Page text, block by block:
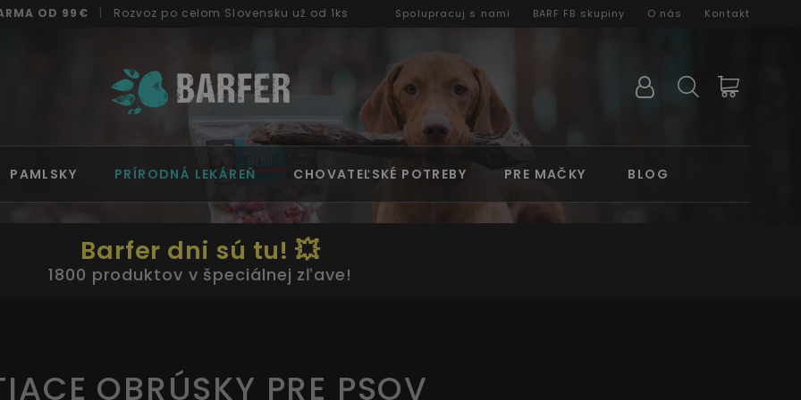
OD 99€ Rozvoz po celom Slovensku už od 1ks Spolupracuj s nami BARF FB skupiny O nás Kontakt
PAMLSKY PRÍRODNÁ LEKÁREŇ CHOVATEĽSKÉ POTREBY PRE MAČKY BLOG
Barfer dni sú tu! 💥
1800 produktov v špeciálnej zľave!
OBRÚSKY PRE PSOV